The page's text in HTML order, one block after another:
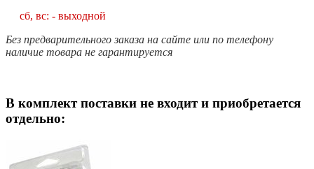
сб, вс: - выходной
Без предварительного заказа на сайте или по телефону
наличие товара не гарантируется
В комплект поставки не входит и приобретается
отдельно: